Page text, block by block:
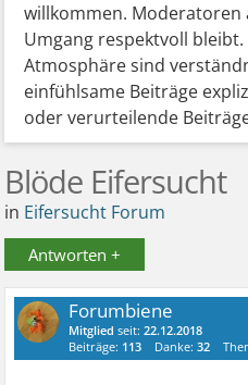
willkommen. Moderatoren
Umgang respektvoll
Atmosphäre sind
einfühlsame Beiträge
oder verurteilende
Blöde Eifersucht
in Eifersucht Forum
Antworten +
Forumbiene
Mitglied seit:22.12.2018
Beiträge: 113 Danke:32